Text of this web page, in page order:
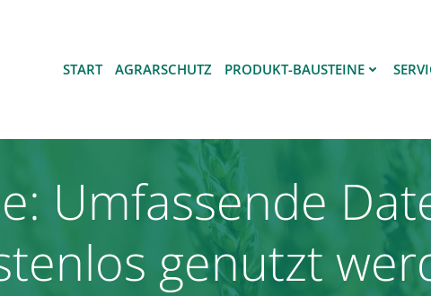
START AGRARSCHUTZ PRODUKT-BAUSTEINE
Umfassende
genutzt